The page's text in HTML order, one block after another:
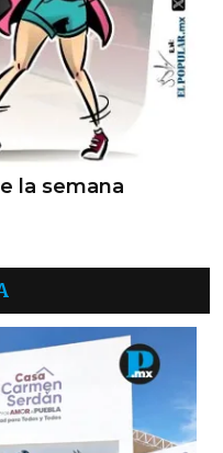
la semana